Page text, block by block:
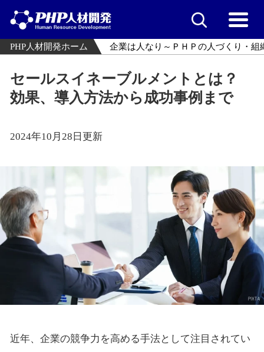
PHP人材開発ホーム 企業は人なり～ＰＨＰの人づくり・組
セールスイネーブルメントとは？
効果、導入方法から成功事例まで
2024年10月28日更新
近年、企業の競争力を高める手法として注目されてい